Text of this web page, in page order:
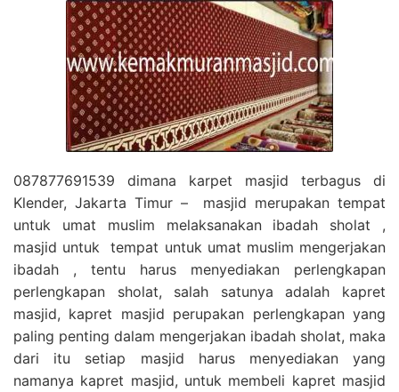
087877691539 dimana karpet masjid terbagus di
Klender, Jakarta Timur – masjid merupakan tempat
untuk umat muslim melaksanakan ibadah sholat ,
masjid untuk tempat untuk umat muslim mengerjakan
ibadah , tentu harus menyediakan perlengkapan
perlengkapan sholat, salah satunya adalah kapret
masjid, kapret masjid perupakan perlengkapan yang
paling penting dalam mengerjakan ibadah sholat, maka
dari itu setiap masjid harus menyediakan yang
namanya kapret masjid, untuk membeli kapret masjid